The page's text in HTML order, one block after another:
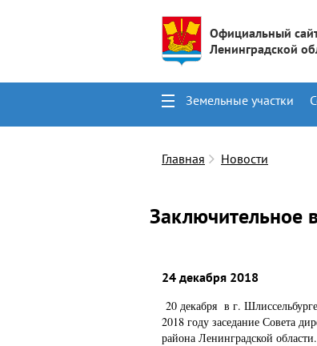
Официальный
Ленинградской
Земельные участки
Главная
Новости
Заключительное
24 декабря 2018
20 декабря в г.
2018 году заседание Совета
района Ленинградской области.